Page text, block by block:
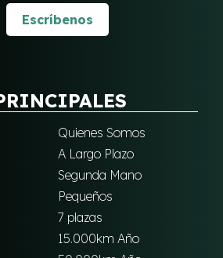
Escríbenos
Quienes Somos
A Largo Plazo
Segunda Mano
Pequeños
7 plazas
15.000km Año